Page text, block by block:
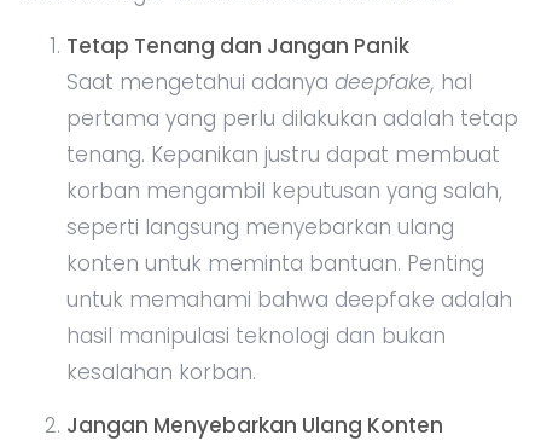
Tetap Tenang dan Jangan Panik
Saat mengetahui adanya deepfake, hal
pertama yang perlu dilakukan adalah tetap
tenang. Kepanikan justru dapat membuat
korban mengambil keputusan yang salah,
seperti langsung menyebarkan ulang
konten untuk meminta bantuan. Penting
untuk memahami bahwa deepfake adalah
hasil manipulasi teknologi dan bukan
kesalahan korban.
Jangan Menyebarkan Ulang Konten